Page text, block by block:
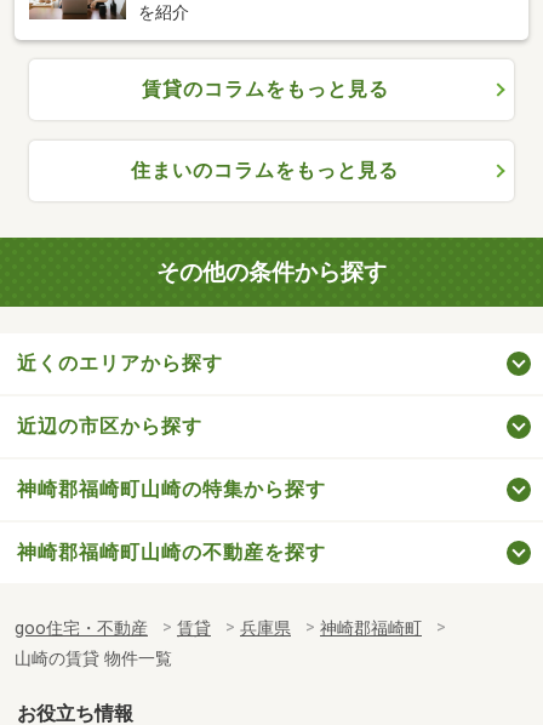
を紹介
賃貸のコラムをもっと見る
住まいのコラムをもっと見る
その他の条件から探す
近くのエリアから探す
近辺の市区から探す
神崎郡福崎町山崎の特集から探す
神崎郡福崎町山崎の不動産を探す
goo住宅・不動産 賃貸 兵庫県
神崎郡福崎町
山崎の賃貸 物件一覧
お役立ち情報